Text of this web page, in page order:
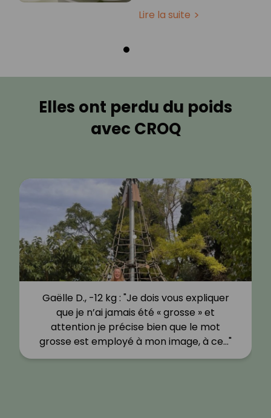
Lire la suite
Elles ont perdu du poids
avec CROQ
Gaëlle D., -12 kg : "Je dois vous expliquer
que je n’ai jamais été « grosse » et
attention je précise bien que le mot
grosse est employé à mon image, à ce…"